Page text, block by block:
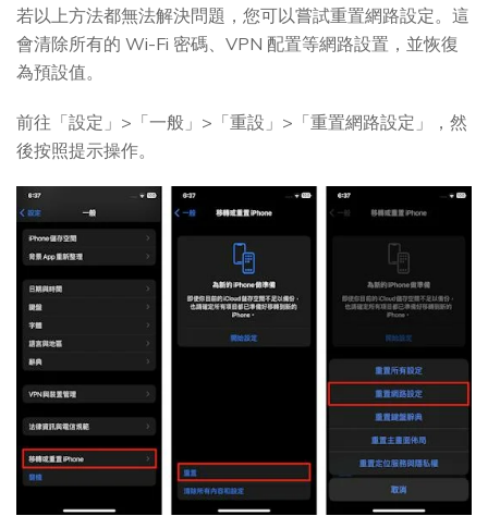
若以上方法都無法解決問題，您可以嘗試重置網路設定。這
會清除所有的 Wi-Fi 密碼、VPN 配置等網路設置，並恢復
為預設值。
前往「設定」>「一般」>「重設」>「重置網路設定」，然
後按照提示操作。